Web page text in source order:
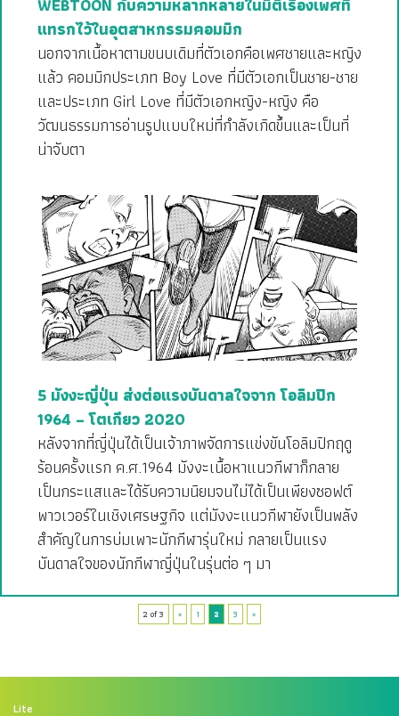
แทรกไว้ในอุตสาหกรรมคอมมิก
นอกจากเนื้อหาตามขนบเดิมที่ตัวเอกคือเพศชายและหญิง
แล้ว คอมมิกประเภท Boy Love ที่มีตัวเอกเป็นชาย-ชาย
และประเภท Girl Love ที่มีตัวเอกหญิง-หญิง คือ
วัฒนธรรมการอ่านรูปแบบใหม่ที่กำลังเกิดขึ้นและเป็นที่
น่าจับตา
5 มังงะญี่ปุ่น ส่งต่อแรงบันดาลใจจาก โอลิมปิก
1964 – โตเกียว 2020
หลังจากที่ญี่ปุ่นได้เป็นเจ้าภาพจัดการแข่งขันโอลิมปิกฤดู
ร้อนครั้งแรก ค.ศ.1964 มังงะเนื้อหาแนวกีฬาก็กลาย
เป็นกระแสและได้รับความนิยมจนไม่ได้เป็นเพียงซอฟต์
พาวเวอร์ในเชิงเศรษฐกิจ แต่มังงะแนวกีฬายังเป็นพลัง
สำคัญในการบ่มเพาะนักกีฬารุ่นใหม่ กลายเป็นแรง
บันดาลใจของนักกีฬาญี่ปุ่นในรุ่นต่อ ๆ มา
2 of 3 « 1 2 3 »
Lite